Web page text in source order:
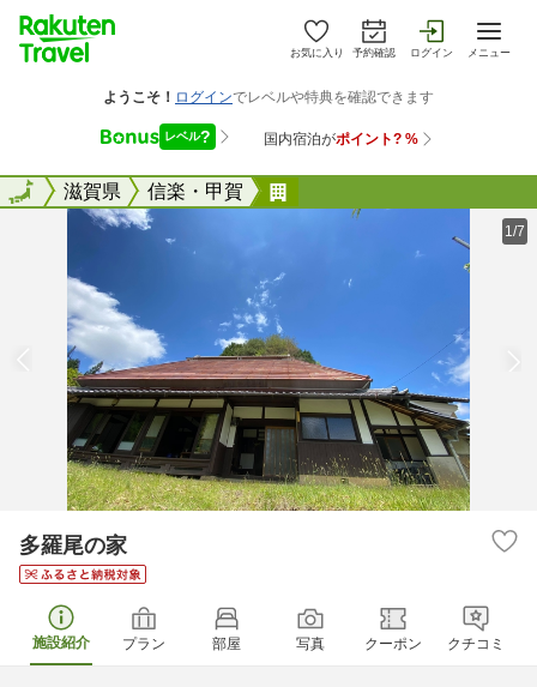
お気に入り 予約確認 ログイン メニュー
全国滋賀県 信楽・甲賀
全国
1/7
多羅尾の家
施設紹介 プラン 部屋 写真 クーポン クチコミ